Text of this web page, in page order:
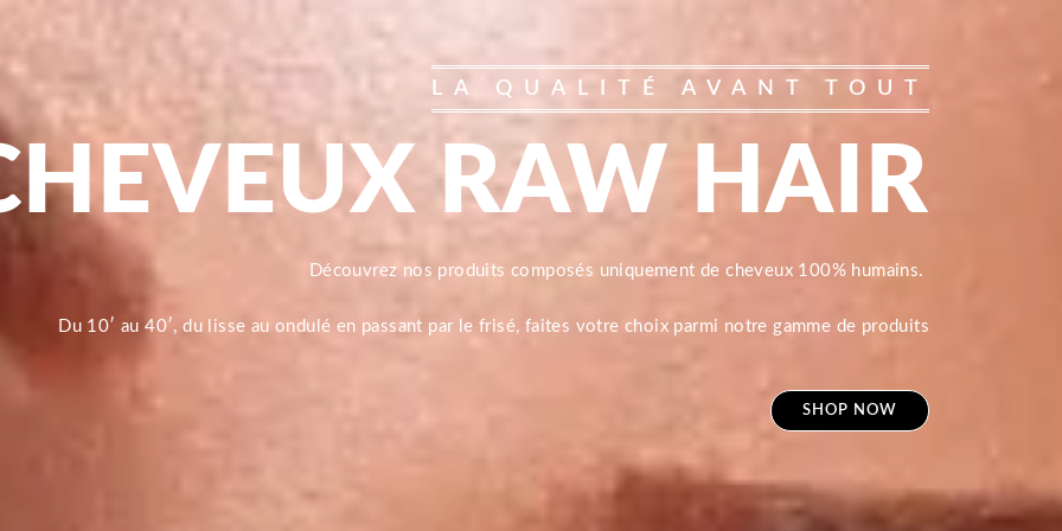
LA QUALITÉ AVANT TOUT
RAW HAIR
Découvrez nos produits composés uniquement de cheveux 100% humains.
Du 10′ au 40′, du lisse au ondulé en passant par le frisé, faites votre choix parmi notre gamme de produits
SHOP NOW